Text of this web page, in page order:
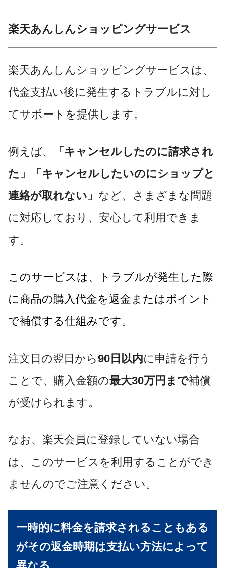
楽天あんしんショッピングサービス
楽天あんしんショッピングサービスは、
代金支払い後に発生するトラブルに対し
てサポートを提供します。
例えば、
「キャンセルしたのに請求され
た」「キャンセルしたいのにショップと
連絡が取れない」 など、さまざまな問題
に対応しており、安心して利用できま
す。
このサービスは、トラブルが発生した際
に商品の購入代金を返金またはポイント
で補償する仕組みです。
注文日の翌日から90日以内に申請を行う
ことで、購入金額の最大30万円まで補償
が受けられます。
なお、楽天会員に登録していない場合
は、このサービスを利用することができ
ませんのでご注意ください。
一時的に料金を請求されることもある
がその返金時期は支払い方法によって